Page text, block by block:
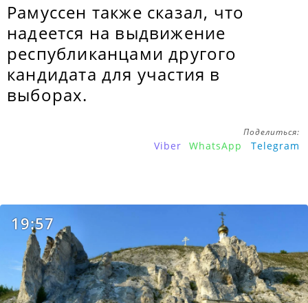
Рамуссен также сказал, что
надеется на выдвижение
республиканцами другого
кандидата для участия в
выборах.
Поделиться:
Viber WhatsApp Telegram
19:57